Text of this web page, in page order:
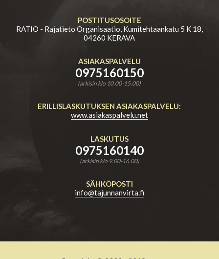
POSTITUSOSOITE
RATIO - Rajatieto Organisaatio, Kumitehtaankatu 5 K 18,
04260 KERAVA
ASIAKASPALVELU
0975160150
(arkisin klo 10.00-15.00)
ERILLISLASKUTUKSEN ASIAKASPALVELU:
www.asiakaspalvelu.net
LASKUTUS
0975160140
(arkisin klo 9.00-16.00)
SÄHKÖPOSTI
info@tajunnanvirta.fi